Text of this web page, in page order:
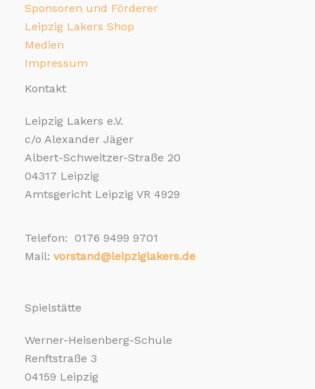
Sponsoren und Förderer
Leipzig Lakers Shop
Medien
Impressum
Kontakt
Leipzig Lakers e.V.
c/o Alexander Jäger
Albert-Schweitzer-Straße 20
04317 Leipzig
Amtsgericht Leipzig VR 4929
Telefon: 0176 9499 9701
Mail: vorstand@leipziglakers.de
Spielstätte
Werner-Heisenberg-Schule
Renftstraße 3
04159 Leipzig